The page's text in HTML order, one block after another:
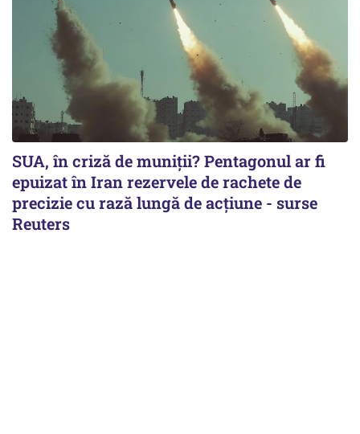
SUA, în criză de muniții? Pentagonul ar fi
epuizat în Iran rezervele de rachete de
precizie cu rază lungă de acţiune - surse
Reuters